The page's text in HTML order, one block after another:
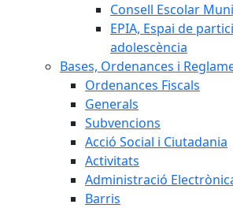
Consell Escolar
EPIA, Espai de
adolescència
Bases, Ordenances i
Ordenances Fiscals
Generals
Subvencions
Acció Social i Ciutadania
Activitats
Administració
Barris